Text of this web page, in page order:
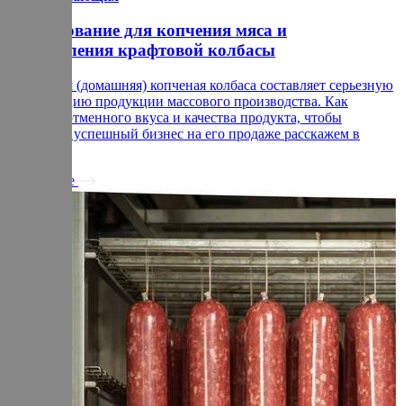
Оборудование для копчения мяса и
изготовления крафтовой колбасы
Крафтовая (домашняя) копченая колбаса составляет серьезную
конкуренцию продукции массового производства. Как
добиться отменного вкуса и качества продукта, чтобы
построить успешный бизнес на его продаже расскажем в
Подробнее